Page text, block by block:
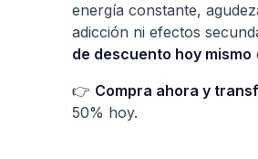
energía constante,
adicción ni efectos
de descuento hoy mismo
👉 Compra ahora y
50% hoy.